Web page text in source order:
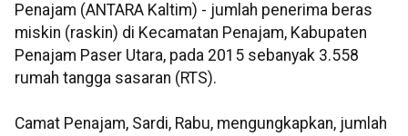
Penajam (ANTARA Kaltim) - jumlah penerima beras
miskin (raskin) di Kecamatan Penajam, Kabupaten
Penajam Paser Utara, pada 2015 sebanyak 3.558
rumah tangga sasaran (RTS).
Camat Penajam, Sardi, Rabu, mengungkapkan, jumlah